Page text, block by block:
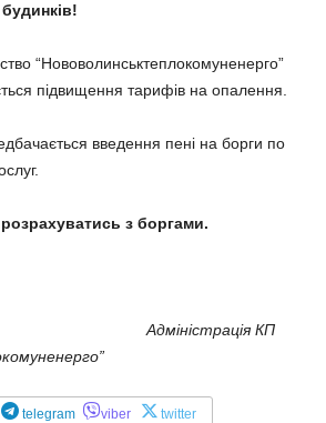
“Нововолинськтеплокомуненерго”
підвищення тарифів на опалення.
введення пені на борги по
з боргами.
КП
telegram viber twitter